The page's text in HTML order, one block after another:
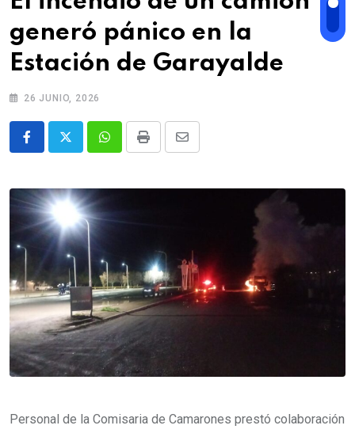
generó pánico en la
Estación de Garayalde
26 JUNIO, 2026
WhatsappPrint
Share
Email
Personal de la Comisaria de Camarones prestó colaboración